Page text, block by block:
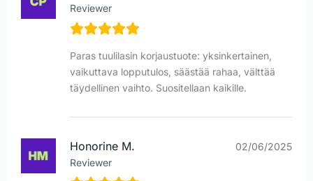
Reviewer
Paras tuulilasin korjaustuote: yksinkertainen,
vaikuttava lopputulos, säästää rahaa, välttää
täydellinen vaihto. Suositellaan kaikille.
Honorine M.
Reviewer
02/06/2025